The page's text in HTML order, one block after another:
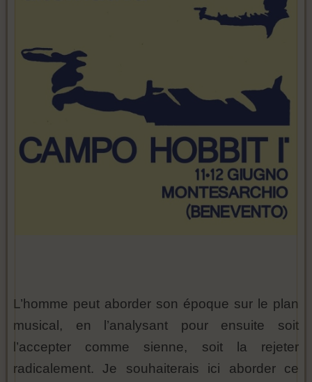
L’homme peut aborder son époque sur le plan
musical, en l’analysant pour ensuite soit
l’accepter comme sienne, soit la rejeter
radicalement. Je souhaiterais ici aborder ce